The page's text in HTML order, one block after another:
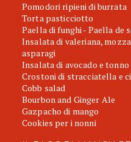
Pomodori ripieni di burrata
Torta pasticciotto
Paella di funghi - Paella de
Insalata di valeriana,
asparagi
Insalata di avocado e tonno
Crostoni di stracciatella e
Cobb salad
Bourbon and Ginger Ale
Gazpacho di mango
Cookies per i nonni